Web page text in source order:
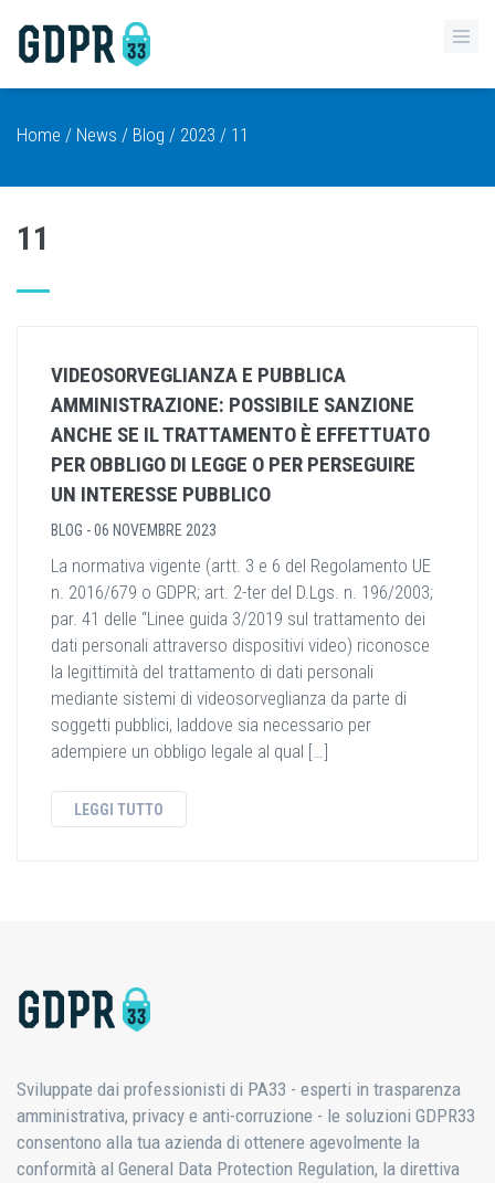
Home / News / Blog / 2023 / 11
11
VIDEOSORVEGLIANZA E PUBBLICA
AMMINISTRAZIONE: POSSIBILE SANZIONE
ANCHE SE IL TRATTAMENTO È EFFETTUATO
PER OBBLIGO DI LEGGE O PER PERSEGUIRE
UN INTERESSE PUBBLICO
BLOG -06 NOVEMBRE 2023
La normativa vigente (artt. 3 e 6 del Regolamento UE
n. 2016/679 o GDPR; art. 2-ter del D.Lgs. n. 196/2003;
par. 41 delle “Linee guida 3/2019 sul trattamento dei
dati personali attraverso dispositivi video) riconosce
la legittimità del trattamento di dati personali
mediante sistemi di videosorveglianza da parte di
soggetti pubblici, laddove sia necessario per
adempiere un obbligo legale al qual […]
LEGGI TUTTO
Sviluppate dai professionisti di PA33 - esperti in trasparenza
amministrativa, privacy e anti-corruzione - le soluzioni GDPR33
consentono alla tua azienda di ottenere agevolmente la
conformità al General Data Protection Regulation, la direttiva